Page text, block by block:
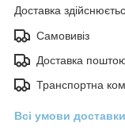
Доставка
Самовивіз
Доставка
Транспортна
Всі умови доставки